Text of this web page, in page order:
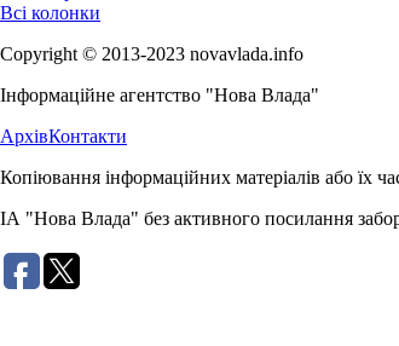
Всі колонки
Copyright © 2013-2023 novavlada.info
Інформаційне агентство "Нова Влада"
АрхівКонтакти
Копіювання інформаційних матеріалів або їх
ІА "Нова Влада" без активного посилання